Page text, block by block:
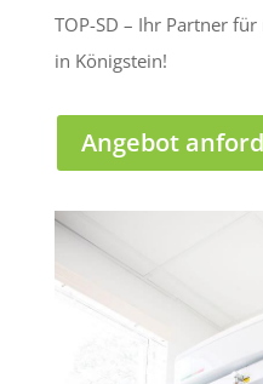
TOP-SD – Ihr Partner
in Königstein!
Angebot